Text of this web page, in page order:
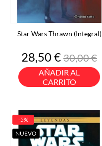
Star Wars Thrawn (Integral)
Precio
28,50 €Precio
base
30,00 €
AÑADIR AL
CARRITO
-5%
NUEVO